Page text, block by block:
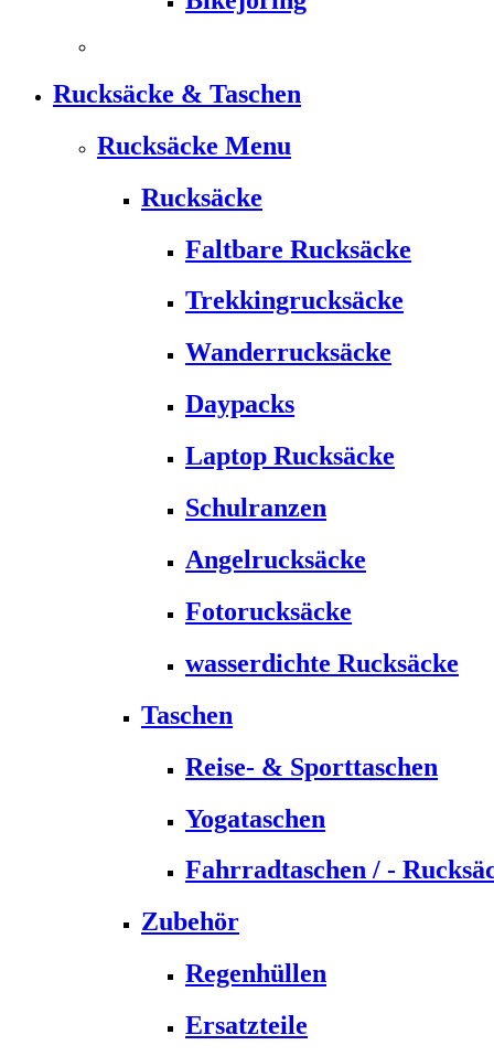
Rucksäcke & Taschen
Rucksäcke Menu
Rucksäcke
Faltbare Rucksäcke
Trekkingrucksäcke
Wanderrucksäcke
Daypacks
Laptop Rucksäcke
Schulranzen
Angelrucksäcke
Fotorucksäcke
wasserdichte Rucksäcke
Taschen
Reise- & Sporttaschen
Yogataschen
Fahrradtaschen / -
Zubehör
Regenhüllen
Ersatzteile